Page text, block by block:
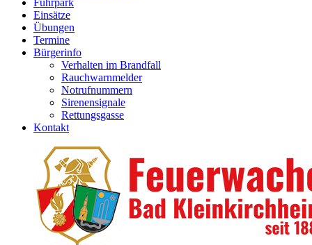
Fuhrpark
Einsätze
Übungen
Termine
Bürgerinfo
Verhalten im Brandfall
Rauchwarnmelder
Notrufnummern
Sirenensignale
Rettungsgasse
Kontakt